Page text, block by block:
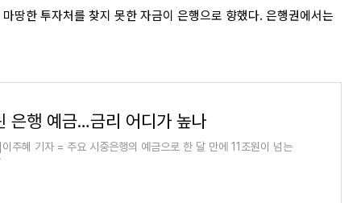
땅한 투자처를 찾지 못한 자금이 은행으로 향했다. 은행권에서는
은행 예금…금리 어디가 높나
주혜 기자 = 주요 시중은행의 예금으로 한 달 만에 11조원이 넘는